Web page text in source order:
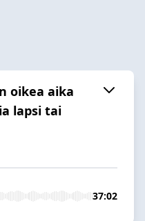
oikea aika
lapsi tai
37:02